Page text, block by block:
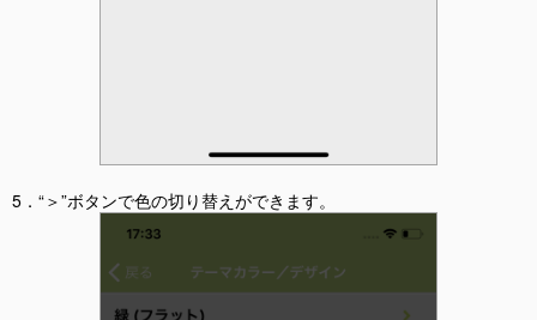
5．“＞”ボタンで色の切り替えができます。